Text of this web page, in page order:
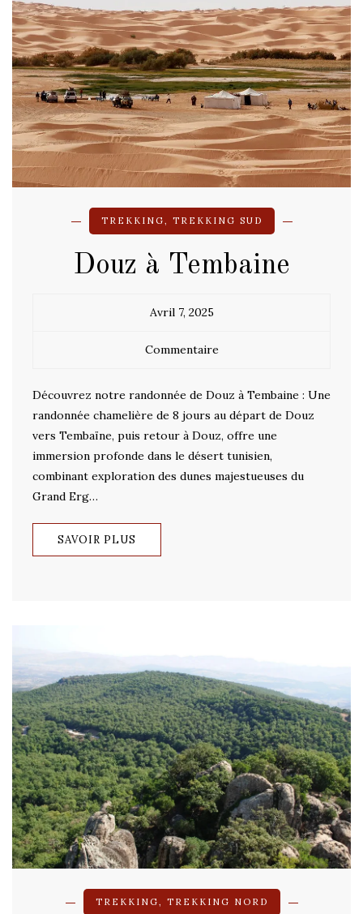
TREKKING , TREKKING SUD
Douz à Tembaine
Avril 7, 2025
Commentaire
Découvrez notre randonnée de Douz à Tembaine : ​Une
randonnée chamelière de 8 jours au départ de Douz
vers Tembaïne, puis retour à Douz, offre une
immersion profonde dans le désert tunisien,
combinant exploration des dunes majestueuses du
Grand Erg…
SAVOIR PLUS
TREKKING , TREKKING NORD